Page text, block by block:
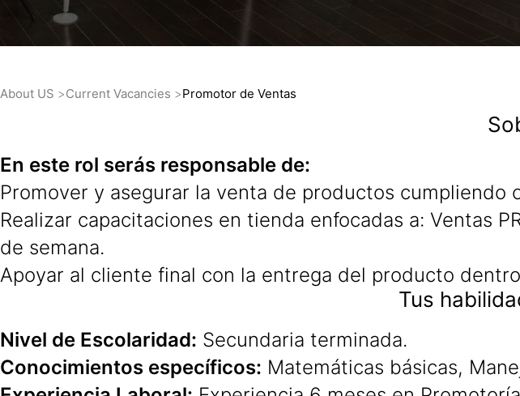
About US Current Vacancies Promotor de Ventas
En este rol serás responsable de:
Promover y asegurar la venta de productos
Realizar capacitaciones en tienda enfocadas a: Ventas
de semana.
Apoyar al cliente final con la entrega del producto
Tus
Nivel de Escolaridad: Secundaria terminada.
Conocimientos específicos: Matemáticas básicas,